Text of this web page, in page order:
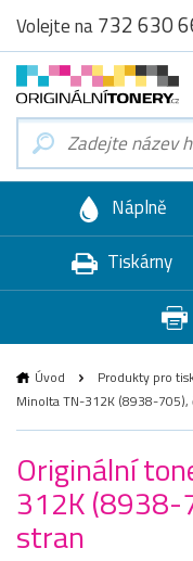
Volejte na732 630
Náplně
Tiskárny
Úvod Produkty pro
Minolta TN-312K (8938-705),
Originální
312K (8938-
stran